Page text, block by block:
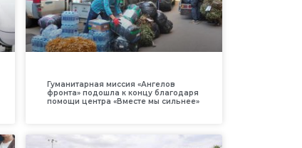
Гуманитарная миссия «Ангелов
фронта» подошла к концу благодаря
помощи центра «Вместе мы сильнее»